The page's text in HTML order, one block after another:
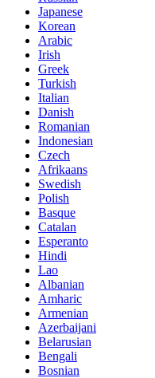
Japanese
Korean
Arabic
Irish
Greek
Turkish
Italian
Danish
Romanian
Indonesian
Czech
Afrikaans
Swedish
Polish
Basque
Catalan
Esperanto
Hindi
Lao
Albanian
Amharic
Armenian
Azerbaijani
Belarusian
Bengali
Bosnian